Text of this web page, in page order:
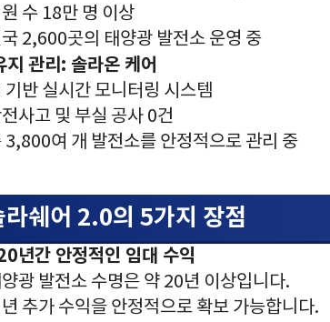
수 18만 명 이상
2,600곳의 태양광 발전소 운영 중
지 관리: 솔라온 케어
기반 실시간 모니터링 시스템
사고 및 부실 공사 0건
3,800여 개 발전소를 안정적으로 관리 중
라쉐어 2.0의 5가지 장점
년간 안정적인 임대 수익
광 발전소 수명은 약 20년 이상입니다.
추가 수익을 안정적으로 확보 가능합니다.